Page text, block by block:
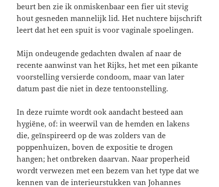
beurt ben zie ik onmiskenbaar een fier uit stevig
hout gesneden mannelijk lid. Het nuchtere bijschrift
leert dat het een spuit is voor vaginale spoelingen.
Mijn ondeugende gedachten dwalen af naar de
recente aanwinst van het Rijks, het met een pikante
voorstelling versierde condoom, maar van later
datum past die niet in deze tentoonstelling.
In deze ruimte wordt ook aandacht besteed aan
hygiëne, of: in weerwil van de hemden en lakens
die, geïnspireerd op de was zolders van de
poppenhuizen, boven de expositie te drogen
hangen; het ontbreken daarvan. Naar properheid
wordt verwezen met een bezem van het type dat we
kennen van de interieurstukken van Johannes